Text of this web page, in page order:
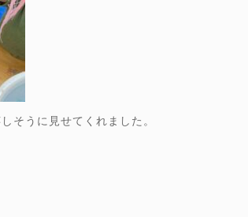
そうに見せてくれました。